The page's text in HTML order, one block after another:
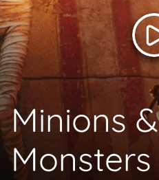
Minions &
Monsters